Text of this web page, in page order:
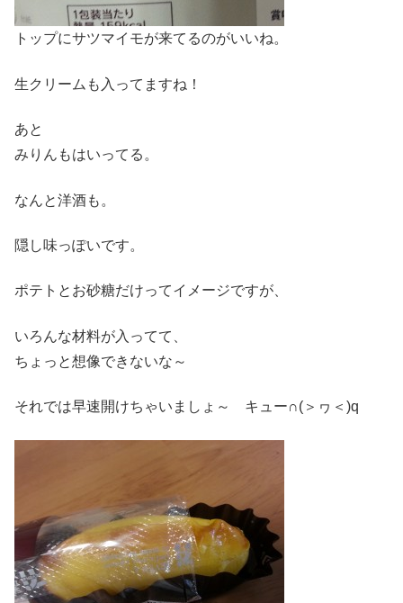
トップにサツマイモが来てるのがいいね。
生クリームも入ってますね！
あと
みりんもはいってる。
なんと洋酒も。
隠し味っぽいです。
ポテトとお砂糖だけってイメージですが、
いろんな材料が入ってて、
ちょっと想像できないな～
それでは早速開けちゃいましょ～ キュー∩(＞ヮ＜)q